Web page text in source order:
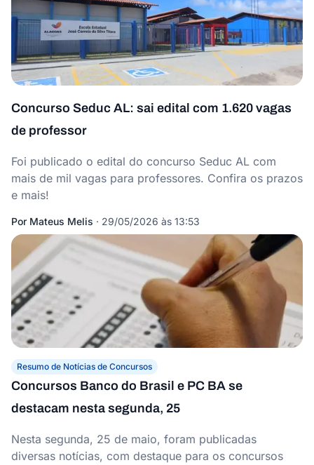
Concurso Seduc AL: sai edital com 1.620 vagas
de professor
Foi publicado o edital do concurso Seduc AL com
mais de mil vagas para professores. Confira os prazos
e mais!
Por Mateus Melis · 29/05/2026 às 13:53
Resumo de Notícias de Concursos
Concursos Banco do Brasil e PC BA se
destacam nesta segunda, 25
Nesta segunda, 25 de maio, foram publicadas
diversas notícias, com destaque para os concursos